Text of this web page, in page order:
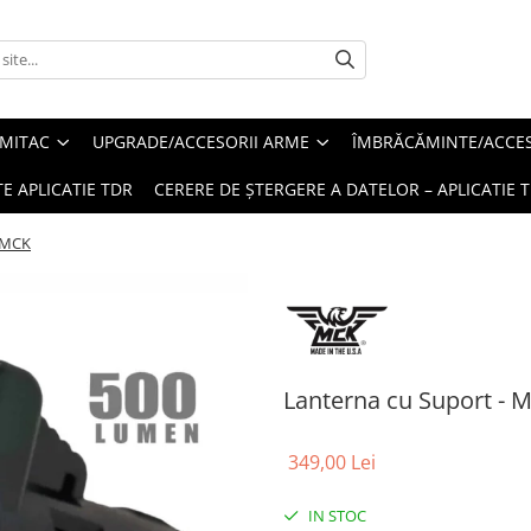
UPGRADE/ACCESORII ARME ÎMBRĂCĂMINTE/
APLICATIE TDR CERERE DE ȘTERGERE A DATELOR – APLICATIE
Lanterna cu Suport -
349,00 Lei
IN STOC